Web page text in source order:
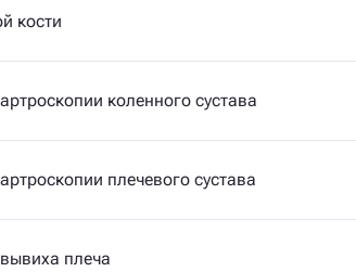
кости
коленного сустава
плечевого сустава
плеча